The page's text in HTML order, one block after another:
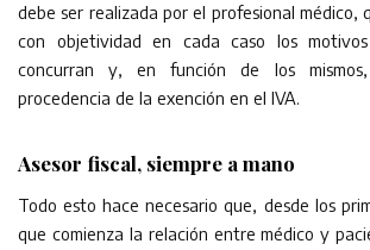
debe ser realizada por el profesional médico,
con objetividad en cada caso los
concurran y, en función de los
procedencia de la exención en el IVA.
Asesor fiscal, siempre a mano
Todo esto hace necesario que, desde los
que comienza la relación entre médico y